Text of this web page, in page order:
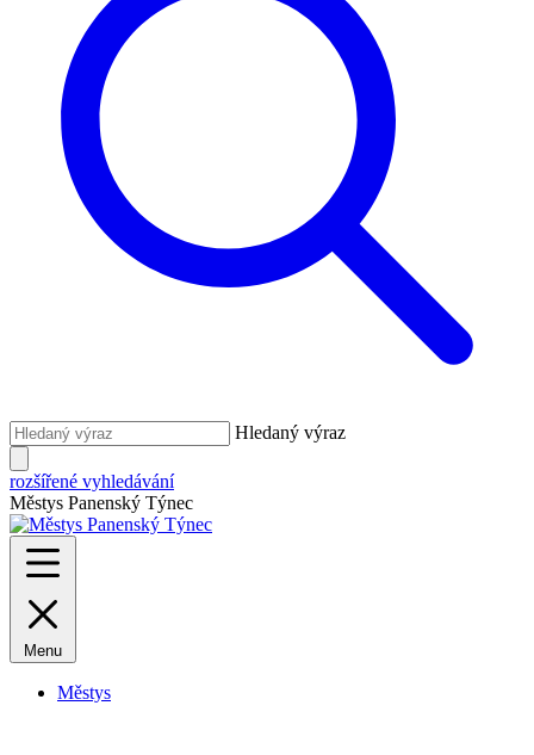
Hledaný výraz
rozšířené vyhledávání
Městys Panenský Týnec
Menu
Městys